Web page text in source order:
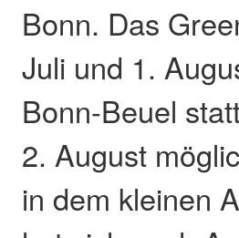
Bonn. Das
Juli und 1.
Bonn-Beuel
2. August
in dem kleinen